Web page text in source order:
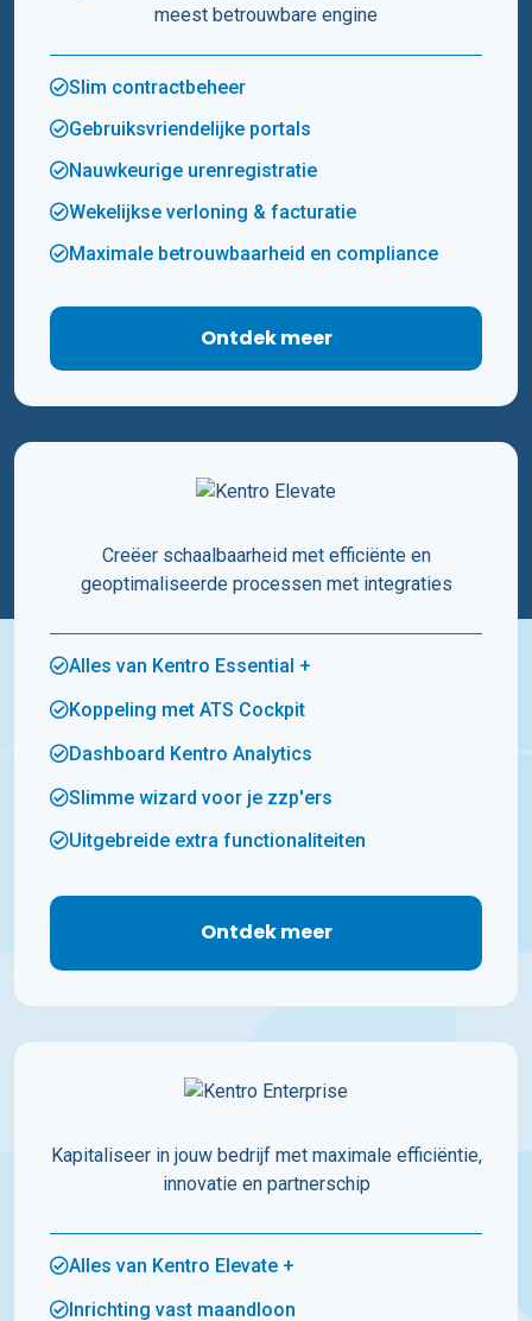
meest betrouwbare engine
Slim contractbeheer
Gebruiksvriendelijke portals
Nauwkeurige urenregistratie
Wekelijkse verloning & facturatie
Maximale betrouwbaarheid en compliance
Ontdek meer
Creëer schaalbaarheid met efficiënte en
geoptimaliseerde processen met integraties
Alles van Kentro Essential +
Koppeling met ATS Cockpit
Dashboard Kentro Analytics
Slimme wizard voor je zzp'ers
Uitgebreide extra functionaliteiten
Ontdek meer
Kapitaliseer in jouw bedrijf met maximale efficiëntie,
innovatie en partnerschip
Alles van Kentro Elevate +
Inrichting vast maandloon